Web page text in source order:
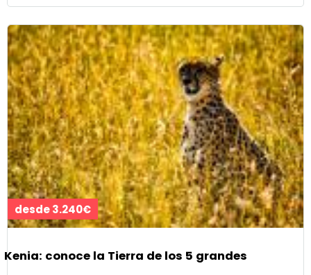
desde 3.240€
Kenia: conoce la Tierra de los 5 grandes